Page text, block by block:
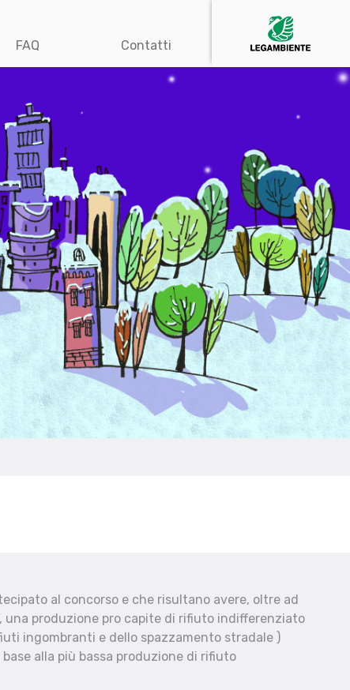
FAQ Contatti
al concorso e che risultano avere, oltre ad
una produzione pro capite di rifiuto indifferenziato
ingombranti e dello spazzamento stradale )
alla più bassa produzione di rifiuto